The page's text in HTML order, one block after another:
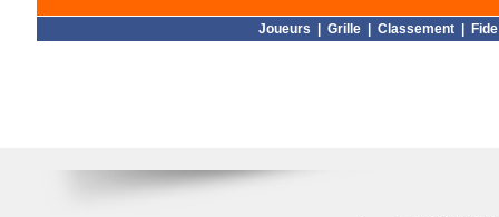
Joueurs Grille Classement Fide